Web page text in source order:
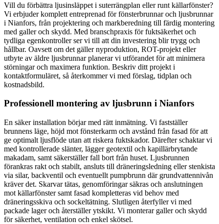
Vill du förbättra ljusinsläppet i suterrängplan eller runt källarfönster?
Vi erbjuder komplett entreprenad för fönsterbrunnar och ljusbrunnar
i Nianfors, från projektering och markberedning till färdig montering
med galler och skydd. Med branschpraxis för fuktsäkerhet och
tydliga egenkontroller ser vi till att din investering blir trygg och
hållbar. Oavsett om det gäller nyproduktion, ROT-projekt eller
utbyte av äldre ljusbrunnar planerar vi utförandet för att minimera
störningar och maximera funktion. Beskriv ditt projekt i
kontaktformuläret, så återkommer vi med förslag, tidplan och
kostnadsbild.
Professionell montering av ljusbrunn i Nianfors
En säker installation börjar med rätt inmätning. Vi fastställer
brunnens läge, höjd mot fönsterkarm och avstånd från fasad för att
ge optimalt ljusflöde utan att riskera fuktskador. Därefter schaktar vi
med kontrollerade slänter, lägger geotextil och kapillärbrytande
makadam, samt säkerställer fall bort från huset. Ljusbrunnen
förankras rakt och stabilt, ansluts till dräneringsledning eller stenkista
via silar, backventil och eventuellt pumpbrunn där grundvattennivån
kräver det. Skarvar tätas, genomföringar säkras och anslutningen
mot källarfönster samt fasad kompletteras vid behov med
dräneringsskiva och sockeltätning. Slutligen återfyller vi med
packade lager och återställer ytskikt. Vi monterar galler och skydd
för säkerhet, ventilation och enkel skötsel.